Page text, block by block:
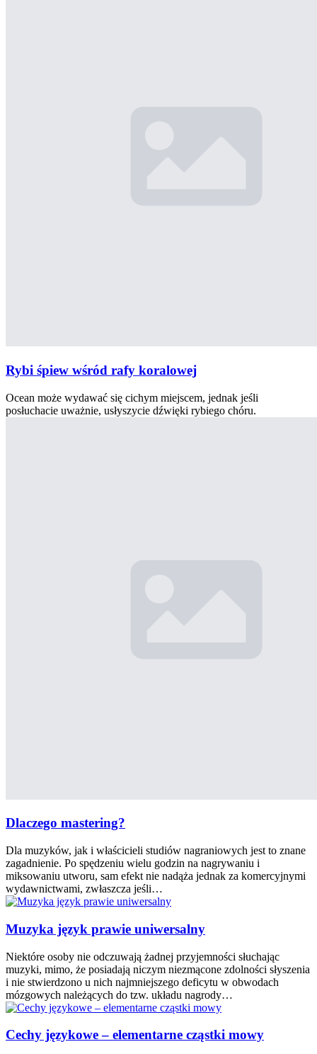
Rybi śpiew wśród rafy koralowej
Ocean może wydawać się cichym miejscem, jednak jeśli
posłuchacie uważnie, usłyszycie dźwięki rybiego chóru.
Dlaczego mastering?
Dla muzyków, jak i właścicieli studiów nagraniowych jest to znane
zagadnienie. Po spędzeniu wielu godzin na nagrywaniu i
miksowaniu utworu, sam efekt nie nadąża jednak za komercyjnymi
wydawnictwami, zwłaszcza jeśli…
Muzyka język prawie uniwersalny
Niektóre osoby nie odczuwają żadnej przyjemności słuchając
muzyki, mimo, że posiadają niczym niezmącone zdolności słyszenia
i nie stwierdzono u nich najmniejszego deficytu w obwodach
mózgowych należących do tzw. układu nagrody…
Cechy językowe – elementarne cząstki mowy